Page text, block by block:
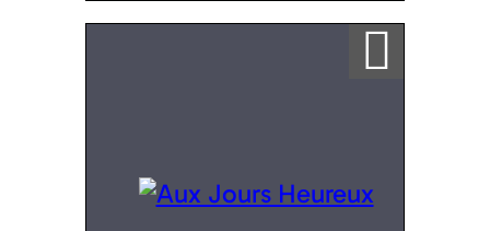
Ajouter a ma sélection